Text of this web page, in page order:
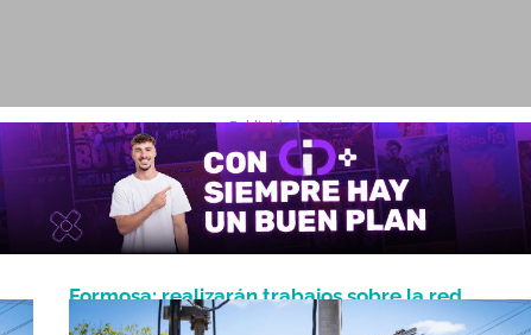
- Publicidad -
Formosa: realizarán trabajos sobre la red
eléctrica y habrá cortes programados del